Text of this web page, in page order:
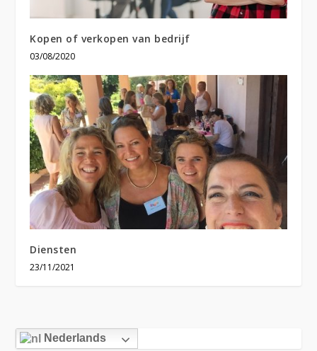
Kopen of verkopen van bedrijf
03/08/2020
Diensten
23/11/2021
Nederlands